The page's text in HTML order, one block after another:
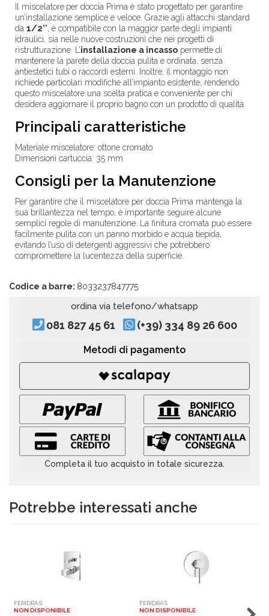
Il miscelatore per doccia Prima è stato progettato per garantire
un’installazione semplice e veloce. Grazie agli attacchi standard
da 1/2’’, è compatibile con la maggior parte degli impianti
idraulici, sia nelle nuove costruzioni che nei progetti di
ristrutturazione. L’installazione a incasso permette di
mantenere la parete della doccia pulita e ordinata, senza
antiestetici tubi o raccordi esterni. Inoltre, il montaggio non
richiede particolari modifiche all’impianto esistente, rendendo
questo miscelatore una scelta pratica e conveniente per chi
desidera aggiornare il proprio bagno con un prodotto di qualità.
Principali caratteristiche
Materiale miscelatore: ottone cromato
Dimensioni cartuccia: 35 mm
Consigli per la Manutenzione
Per garantire che il miscelatore per doccia Prima mantenga la
sua brillantezza nel tempo, è importante seguire alcune
semplici regole di manutenzione. La finitura cromata può essere
facilmente pulita con un panno morbido e acqua tiepida,
evitando l’uso di detergenti aggressivi che potrebbero
compromettere la lucentezza della superficie.
Codice a barre: 8033237847775
ordina via telefono/whatsapp
081 827 45 61 (+39) 334 89 26 600
Metodi di pagamento
Completa il tuo acquisto in totale sicurezza.
Potrebbe interessati anche
FERIDRAS
NON DISPONIBILE
FERIDRAS
NON DISPONIBILE